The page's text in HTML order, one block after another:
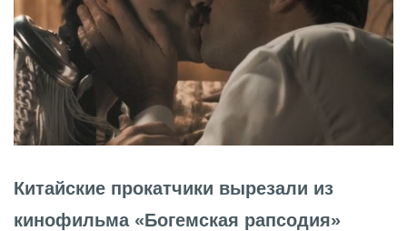
Китайские прокатчики вырезали из
кинофильма «Богемская рапсодия»